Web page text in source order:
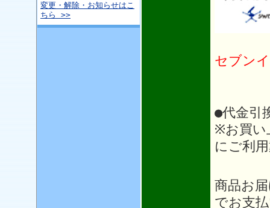
変更・解除・お知らせはこ
ちら >>
セブン
●代金引
※お買い
にご利
商品お
でお支